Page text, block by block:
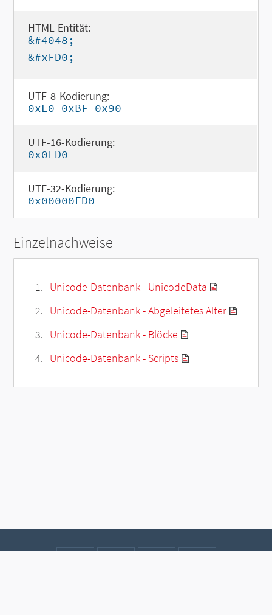
HTML-Entität:
&#4048;
&#xFD0;
UTF-8-Kodierung:
0xE0 0xBF 0x90
UTF-16-Kodierung:
0x0FD0
UTF-32-Kodierung:
0x00000FD0
Einzelnachweise
Unicode-Datenbank - UnicodeData
Unicode-Datenbank - Abgeleitetes Alter
Unicode-Datenbank - Blöcke
Unicode-Datenbank - Scripts